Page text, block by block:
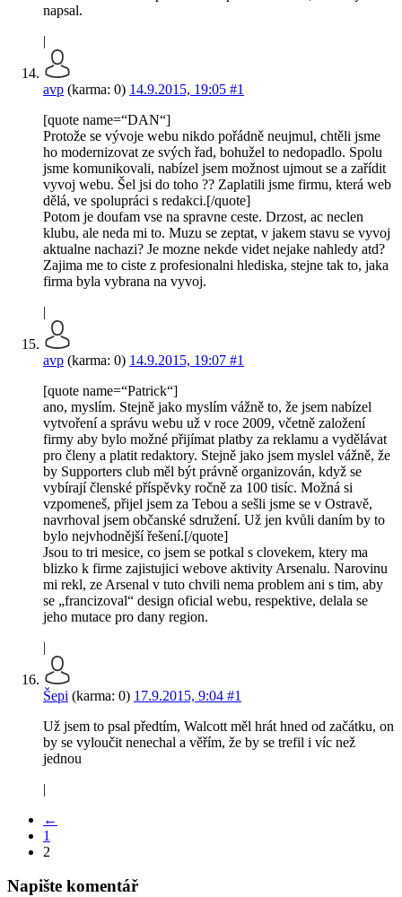
napsal.
|
avp (karma: 0) 14.9.2015, 19:05 #1
[quote name=“DAN“]
Protože se vývoje webu nikdo pořádně neujmul, chtěli jsme
ho modernizovat ze svých řad, bohužel to nedopadlo. Spolu
jsme komunikovali, nabízel jsem možnost ujmout se a zařídit
vyvoj webu. Šel jsi do toho ?? Zaplatili jsme firmu, která web
dělá, ve spolupráci s redakci.[/quote]
Potom je doufam vse na spravne ceste. Drzost, ac neclen
klubu, ale neda mi to. Muzu se zeptat, v jakem stavu se vyvoj
aktualne nachazi? Je mozne nekde videt nejake nahledy atd?
Zajima me to ciste z profesionalni hlediska, stejne tak to, jaka
firma byla vybrana na vyvoj.
|
avp (karma: 0) 14.9.2015, 19:07 #1
[quote name=“Patrick“]
ano, myslím. Stejně jako myslím vážně to, že jsem nabízel
vytvoření a správu webu už v roce 2009, včetně založení
firmy aby bylo možné přijímat platby za reklamu a vydělávat
pro členy a platit redaktory. Stejně jako jsem myslel vážně, že
by Supporters club měl být právně organizován, když se
vybírají členské příspěvky ročně za 100 tisíc. Možná si
vzpomeneš, přijel jsem za Tebou a sešli jsme se v Ostravě,
navrhoval jsem občanské sdružení. Už jen kvůli daním by to
bylo nejvhodnější řešení.[/quote]
Jsou to tri mesice, co jsem se potkal s clovekem, ktery ma
blizko k firme zajistujici webove aktivity Arsenalu. Narovinu
mi rekl, ze Arsenal v tuto chvili nema problem ani s tim, aby
se „francizoval“ design oficial webu, respektive, delala se
jeho mutace pro dany region.
|
Šepi (karma: 0) 17.9.2015, 9:04 #1
Už jsem to psal předtím, Walcott měl hrát hned od začátku, on
by se vyloučit nenechal a věřím, že by se trefil i víc než
jednou
|
←
1
2
Napište komentář